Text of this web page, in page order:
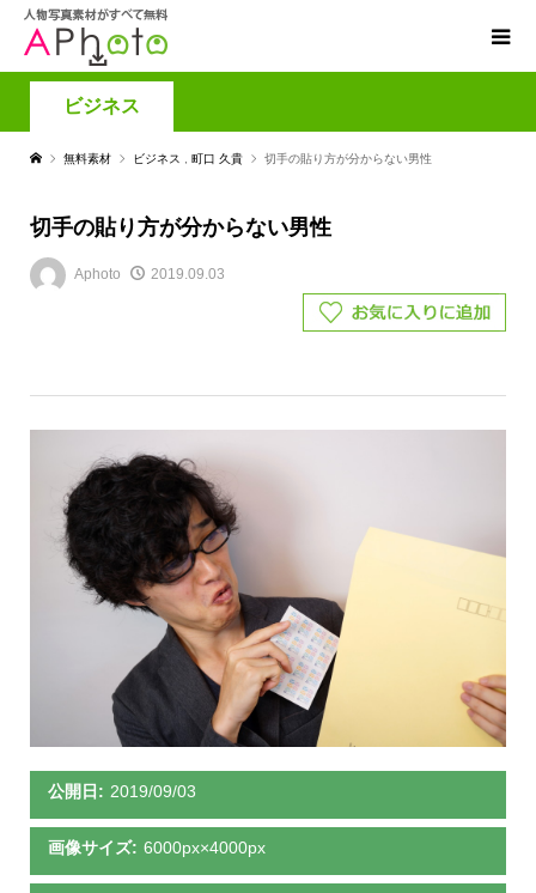
ビジネス
無料素材 ビジネス 町口 久貴 切手の貼り方が分からない男性
切手の貼り方が分からない男性
Aphoto 2019.09.03
公開日: 2019/09/03
画像サイズ: 6000px×4000px